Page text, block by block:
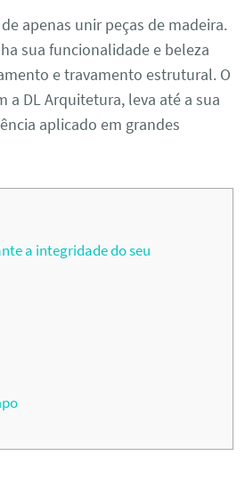
apenas unir peças de madeira.
sua funcionalidade e beleza
e travamento estrutural. O
a DL Arquitetura, leva até a sua
aplicado em grandes
a integridade do seu